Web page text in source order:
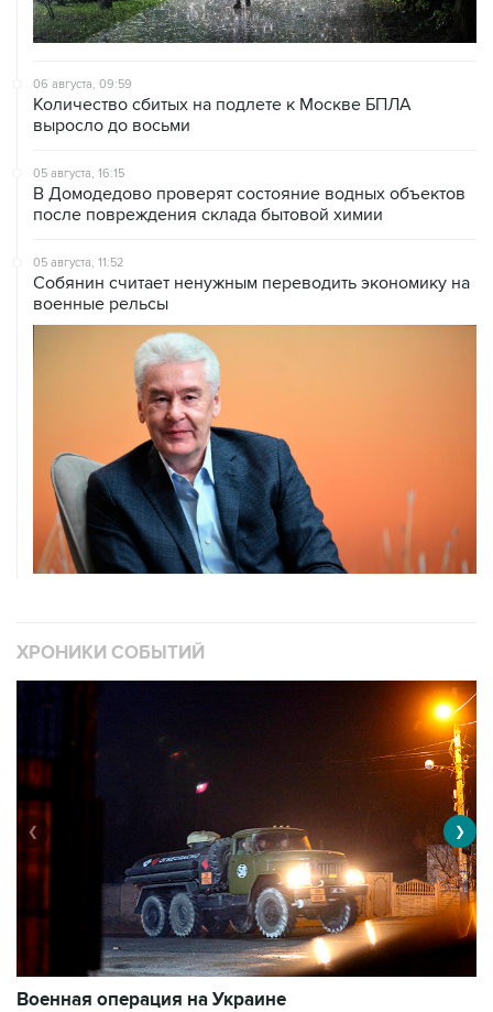
06 августа, 09:59
Количество сбитых на подлете к Москве БПЛА
выросло до восьми
05 августа, 16:15
В Домодедово проверят состояние водных объектов
после повреждения склада бытовой химии
05 августа, 11:52
Собянин считает ненужным переводить экономику на
военные рельсы
ХРОНИКИ СОБЫТИЙ
Военная операция на Украине
❮ ❯